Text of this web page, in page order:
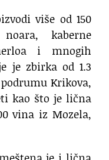
više od 150
kaberne
i mnogih
je zbirka od 1.3
Krikova,
kao što je lična
vina iz Mozela,